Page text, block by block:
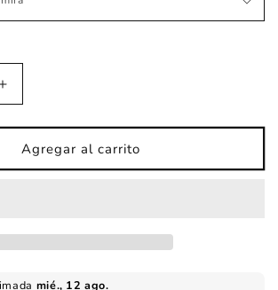
Aumentar
cantidad
para
vinilo
bebe
Agregar al carrito